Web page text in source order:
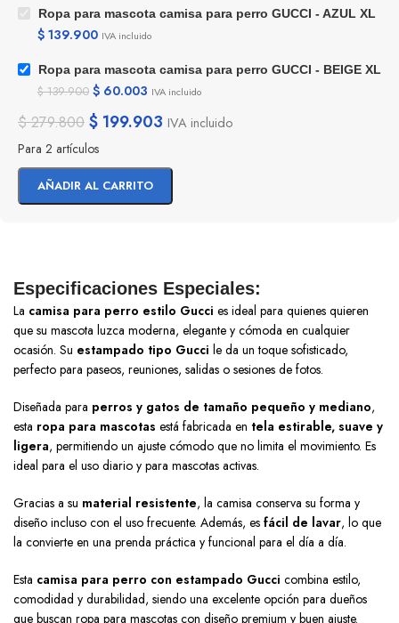
Ropa para mascota camisa para perro GUCCI - AZUL XL
$ 139.900 IVA incluido
Ropa para mascota camisa para perro GUCCI - BEIGE XL
$139.900 $ 60.003 IVA incluido
$279.800 $ 199.903 IVA incluido
Para 2 artículos
AÑADIR AL CARRITO
Especificaciones Especiales:
La camisa para perro estilo Gucci es ideal para quienes quieren
que su mascota luzca moderna, elegante y cómoda en cualquier
ocasión. Su estampado tipo Gucci le da un toque sofisticado,
perfecto para paseos, reuniones, salidas o sesiones de fotos.
Diseñada para perros y gatos de tamaño pequeño y mediano,
esta ropa para mascotas está fabricada en tela estirable, suave y
ligera, permitiendo un ajuste cómodo que no limita el movimiento. Es
ideal para el uso diario y para mascotas activas.
Gracias a su material resistente, la camisa conserva su forma y
diseño incluso con el uso frecuente. Además, es fácil de lavar, lo que
la convierte en una prenda práctica y funcional para el día a día.
Esta camisa para perro con estampado Gucci combina estilo,
comodidad y durabilidad, siendo una excelente opción para dueños
que buscan ropa para mascotas con diseño premium y buen ajuste.